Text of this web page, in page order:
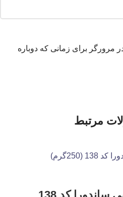
مرورگر برای زمانی که دوباره
مرتبط